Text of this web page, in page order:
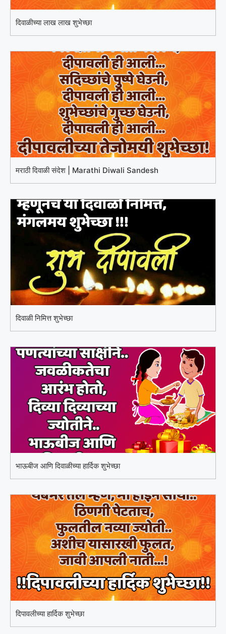
दिवाळीच्या लाख लाख शुभेच्छा
मराठी दिवाळी संदेश | Marathi Diwali Sandesh
दिवाळी निमित्त शुभेच्छा
भाऊबीज आणि दिवाळीच्या हार्दिक शुभेच्छा
दिपावलीच्या हार्दिक शुभेच्छा